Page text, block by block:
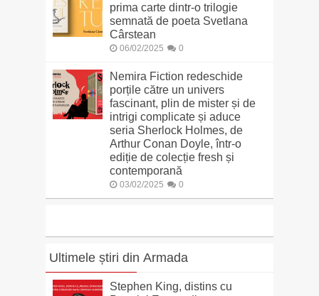
prima carte dintr-o trilogie
semnată de poeta Svetlana
Cârstean
06/02/2025 0
Nemira Fiction redeschide
porțile către un univers
fascinant, plin de mister și de
intrigi complicate și aduce
seria Sherlock Holmes, de
Arthur Conan Doyle, într-o
ediție de colecție fresh și
contemporană
03/02/2025 0
Ultimele știri din Armada
Stephen King, distins cu